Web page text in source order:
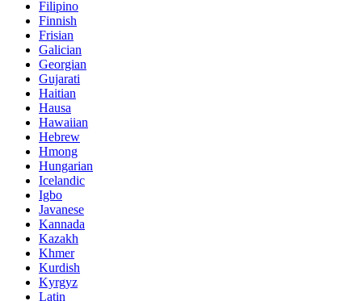
Filipino
Finnish
Frisian
Galician
Georgian
Gujarati
Haitian
Hausa
Hawaiian
Hebrew
Hmong
Hungarian
Icelandic
Igbo
Javanese
Kannada
Kazakh
Khmer
Kurdish
Kyrgyz
Latin